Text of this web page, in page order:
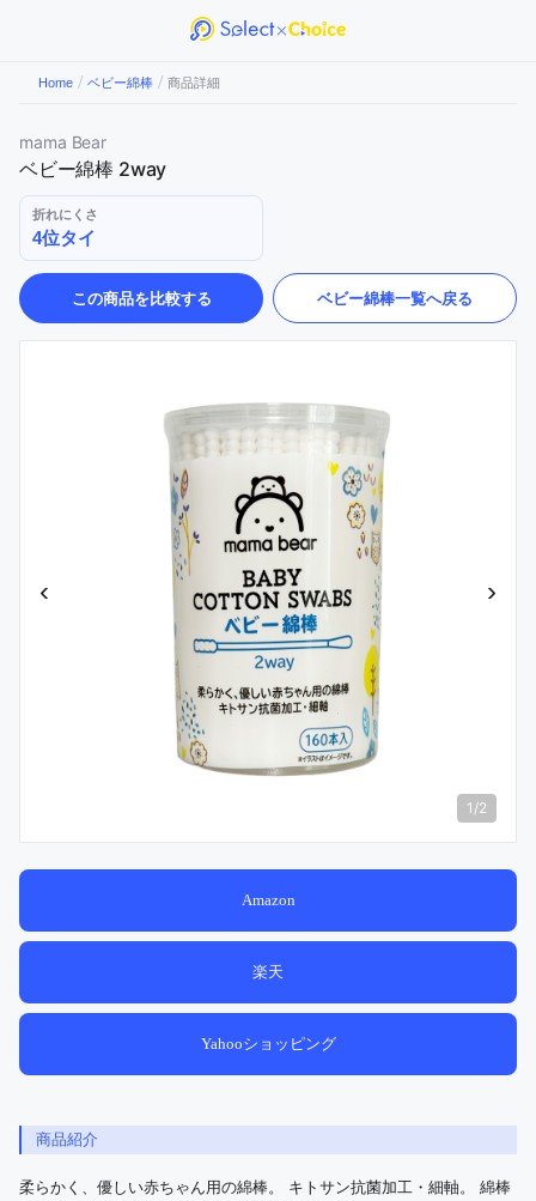
Home / ベビー綿棒 / 商品詳細
mama Bear
ベビー綿棒 2way
折れにくさ
4位タイ
この商品を比較する ベビー綿棒一覧へ戻る
‹ ›
1 /2
Amazon
楽天
Yahooショッピング
商品紹介
柔らかく、優しい赤ちゃん用の綿棒。 キトサン抗菌加工・細軸。 綿棒